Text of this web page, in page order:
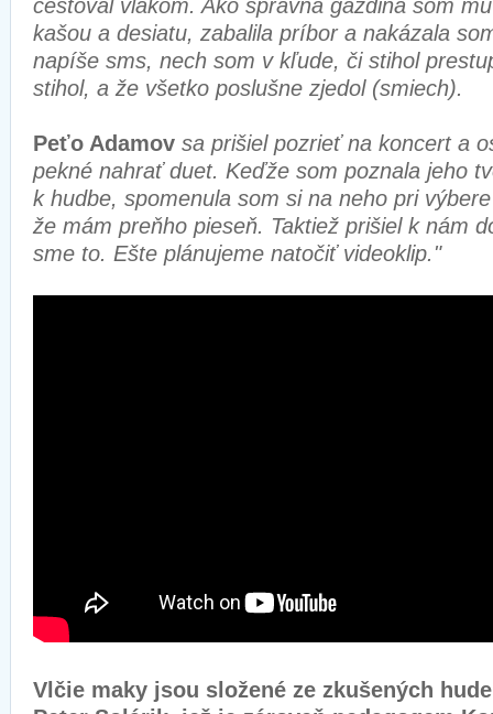
cestoval vlakom. Ako správna gazdiná som
kašou a desiatu, zabalila príbor a nakázala
napíše sms, nech som v kľude, či stihol
stihol, a že všetko poslušne zjedol (smiech).
Peťo Adamov sa prišiel pozrieť na koncert a
pekné nahrať duet. Keďže som poznala jeho
k hudbe, spomenula som si na neho pri
že mám preňho pieseň. Taktiež prišiel k nám
sme to. Ešte plánujeme natočiť videoklip."
Vlčie maky jsou složené ze zkušených